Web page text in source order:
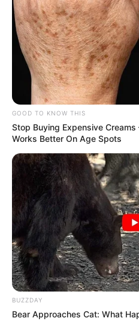
GOOD TO KNOW THIS
Stop Buying Expensive
Works Better On Age Spots
BUZZDAY
Bear Approaches Cat: What